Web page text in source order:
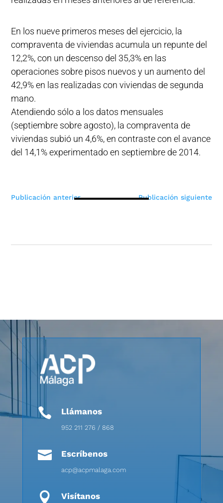
En los nueve primeros meses del ejercicio, la
compraventa de viviendas acumula un repunte del
12,2%, con un descenso del 35,3% en las
operaciones sobre pisos nuevos y un aumento del
42,9% en las realizadas con viviendas de segunda
mano.
Atendiendo sólo a los datos mensuales
(septiembre sobre agosto), la compraventa de
viviendas subió un 4,6%, en contraste con el avance
del 14,1% experimentado en septiembre de 2014.
Navegación
Publicación anterior Publicación siguiente
 Llámanos
952 211 276 / 868
 Escríbenos
acp@acpmalaga.com
 Visítanos